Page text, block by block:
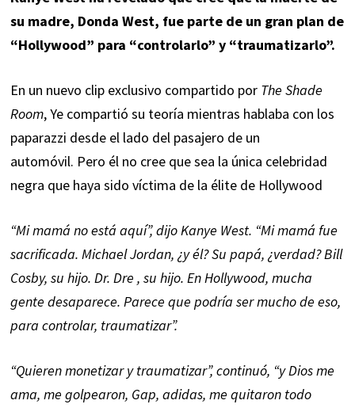
su madre, Donda West, fue parte de un gran plan de
“Hollywood” para “controlarlo” y “traumatizarlo”.
En un nuevo clip exclusivo compartido por The Shade
Room, Ye compartió su teoría mientras hablaba con los
paparazzi desde el lado del pasajero de un
automóvil. Pero él no cree que sea la única celebridad
negra que haya sido víctima de la élite de Hollywood
“Mi mamá no está aquí”, dijo Kanye West. “Mi mamá fue
sacrificada. Michael Jordan, ¿y él? Su papá, ¿verdad? Bill
Cosby, su hijo. Dr. Dre , su hijo. En Hollywood, mucha
gente desaparece. Parece que podría ser mucho de eso,
para controlar, traumatizar”.
“Quieren monetizar y traumatizar”, continuó, “y Dios me
ama, me golpearon, Gap, adidas, me quitaron todo